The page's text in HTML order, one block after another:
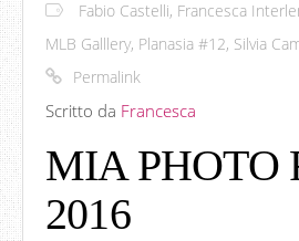
Fabio Castelli, Francesca
MLB Galllery, Planasia #12, Silvia
Permalink
Scritto da Francesca
MIA PHOTO
2016